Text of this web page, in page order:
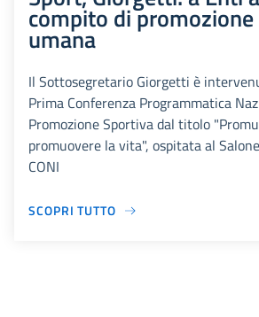
compito di promozione
umana
Il Sottosegretario Giorgetti è
Prima Conferenza Programmatica
Promozione Sportiva dal titolo
promuovere la vita", ospitata al
CONI
SCOPRI TUTTO